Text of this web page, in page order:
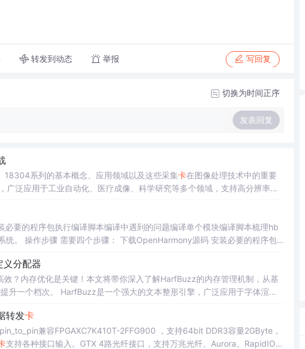
转发到动态 举报 写回复
切换为时间正序
发表回复
18304系列的基本概念、应用领域以及这些采集卡在图像处理技术中的重要
广泛应用于工业自动化、医疗成像、科学研究等多个领域，支持高分辨率图
要的程序包执行编译脚本编译中遇到的问题编译单个模块编译脚本梳理hb
下载OpenHarmony源码 安装必要的程序包
分配器
？内存优化是关键！本文将带你深入了解HarfBuzz的内存管理机制，从基
引擎，广泛应用于字体渲
转发卡
兼容FPGAXC7K410T-2FFG900 ，支持64bit DDR3容量2GByte，
支持各种接口输入。GTX 4路光纤接口，支持万兆光纤、Aurora、RapidIO等